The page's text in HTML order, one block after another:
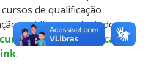
de qualificação
ou idiomas, ofertados
oferecidos em cada
.